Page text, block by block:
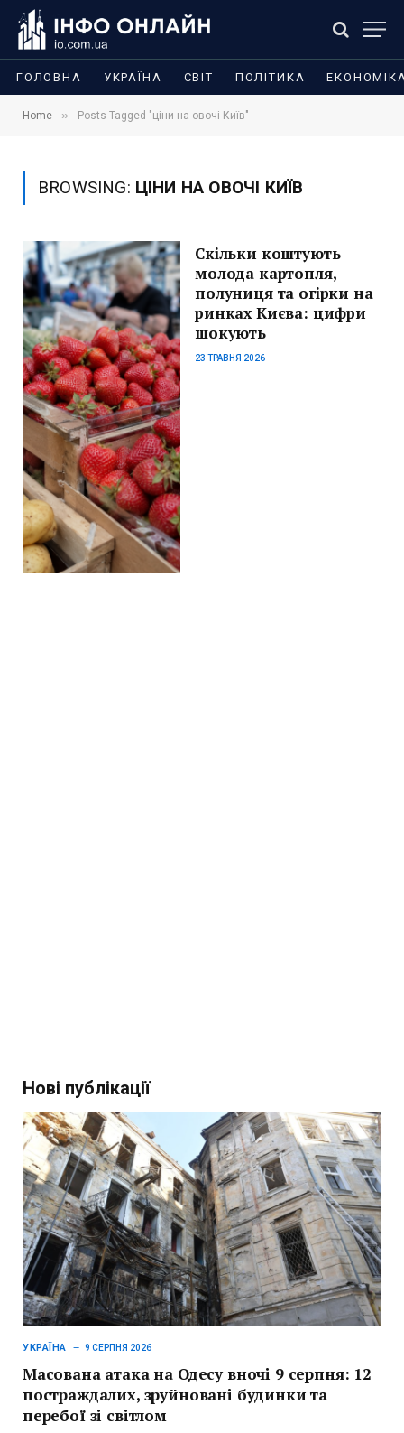
ГОЛОВНА УКРАЇНА СВІТ ПОЛІТИКА
Home » Posts Tagged "ціни на овочі Київ"
BROWSING: ЦІНИ НА ОВОЧІ КИЇВ
Скільки коштують
молода картопля,
полуниця та огірки на
ринках Києва: цифри
шокують
23 ТРАВНЯ 2026
Нові публікації
УКРАЇНА 9 СЕРПНЯ 2026
Масована атака на Одесу вночі 9 серпня: 12
постраждалих, зруйновані будинки та
перебої зі світлом